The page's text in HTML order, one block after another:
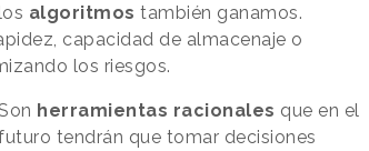
algoritmos también ganamos.
capacidad de almacenaje o
los riesgos.
herramientas racionales que en el
tendrán que tomar decisiones